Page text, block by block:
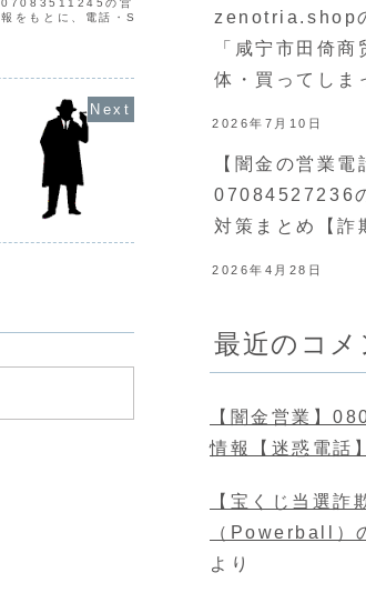
07083511245の営業手に入れた個人情
報をもとに、電話・SMSにて営業を行い
りません。取り立て時は攻撃的な言葉遣
悪質なヤ...
zenotria.shop
「咸宁市田倚
体・買ってしま
2026年7月10日
【闇金の営業電
07084527236
対策まとめ【詐
2026年4月28日
最近のコメ
【闇金営業】
情報【迷惑電話】
【宝くじ当選詐
（Powerball）
より